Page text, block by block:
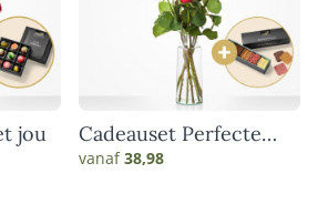
jou
Cadeauset Perfecte
match
vanaf38,98